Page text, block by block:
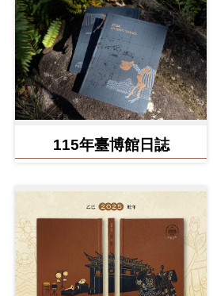
115年臺博館日誌